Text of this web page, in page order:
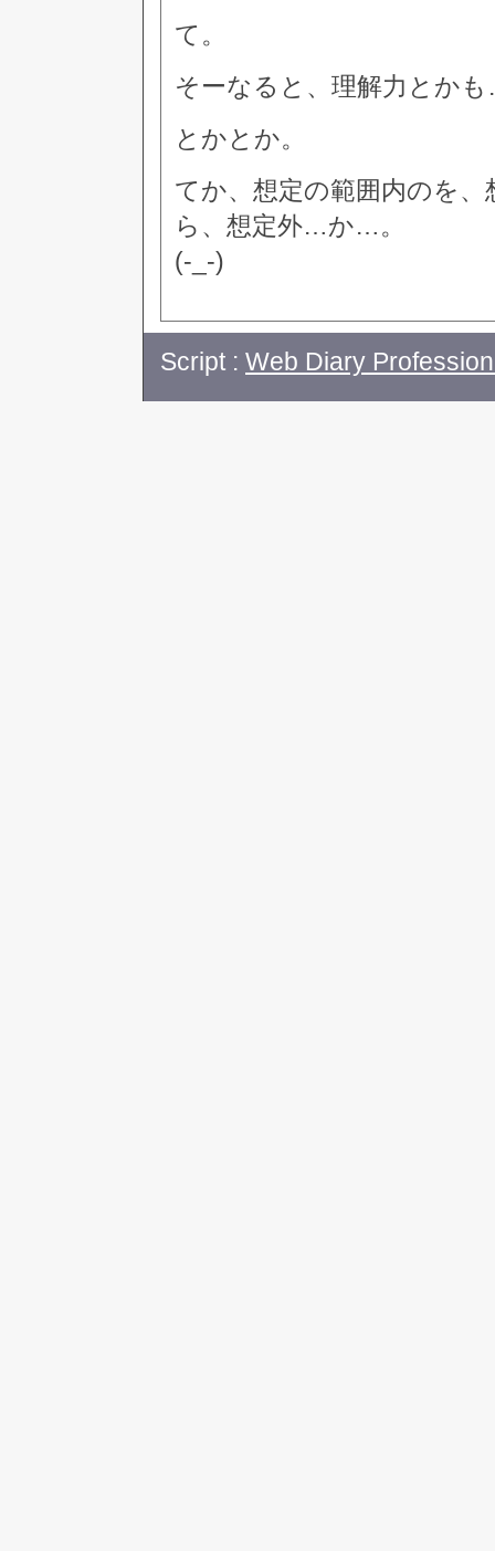
て。
そーなると、理解力とか
とかとか。
てか、想定の範囲内のを
ら、想定外…か…。
(-_-)
Script : Web Diary